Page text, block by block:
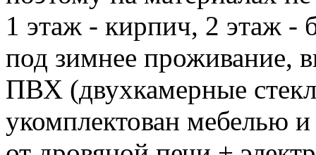
1 этаж - кирпич, 2 этаж -
под зимнее проживание,
ПВХ (двухкамерные
укомплектован мебелью